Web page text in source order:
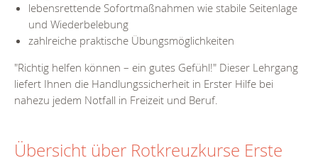
lebensrettende Sofortmaßnahmen wie stabile Seitenlage
und Wiederbelebung
zahlreiche praktische Übungsmöglichkeiten
"Richtig helfen können – ein gutes Gefühl!" Dieser Lehrgang
liefert Ihnen die Handlungssicherheit in Erster Hilfe bei
nahezu jedem Notfall in Freizeit und Beruf.
Übersicht über Rotkreuzkurse Erste